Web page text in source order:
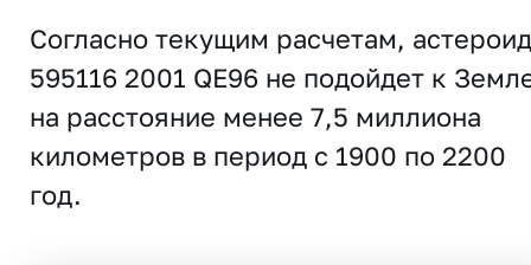
Согласно текущим расчетам, астероид
595116 2001 QE96 не подойдет к
на расстояние менее 7,5 миллиона
километров в период с 1900 по 2200
год.